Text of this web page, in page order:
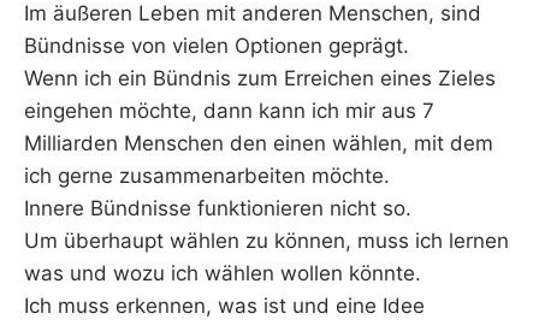
Im äußeren Leben mit anderen Menschen, sind
Bündnisse von vielen Optionen geprägt.
Wenn ich ein Bündnis zum Erreichen eines Zieles
eingehen möchte, dann kann ich mir aus 7
Milliarden Menschen den einen wählen, mit dem
ich gerne zusammenarbeiten möchte.
Innere Bündnisse funktionieren nicht so.
Um überhaupt wählen zu können, muss ich lernen
was und wozu ich wählen wollen könnte.
Ich muss erkennen, was ist und eine Idee